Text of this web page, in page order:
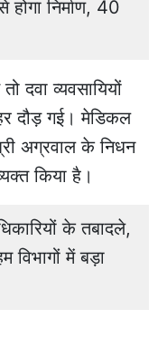
निर्माण, 40
दवा व्यवसायियों
दौड़ गई। मेडिकल
अग्रवाल के निधन
किया है।
के तबादले,
विभागों में बड़ा